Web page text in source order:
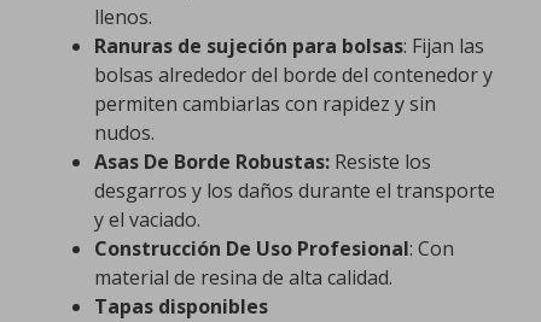
llenos.
Ranuras de sujeción para bolsas: Fijan las
bolsas alrededor del borde del contenedor y
permiten cambiarlas con rapidez y sin
nudos.
Asas De Borde Robustas: Resiste los
desgarros y los daños durante el transporte
y el vaciado.
Construcción De Uso Profesional: Con
material de resina de alta calidad.
Tapas disponibles